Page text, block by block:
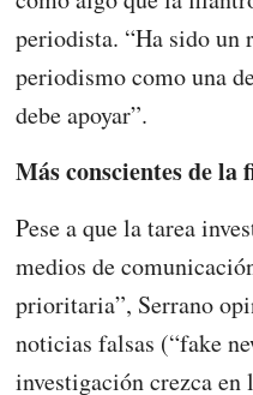
periodista. “Ha sido un
periodismo como una
debe apoyar”.
Más conscientes de la
Pese a que la tarea
medios de
prioritaria”, Serrano
noticias falsas (“fake
investigación crezca en